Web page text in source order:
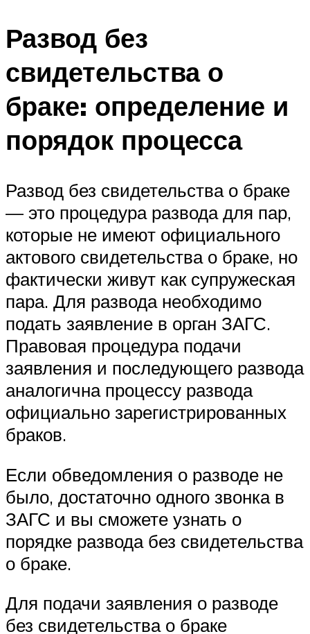
Развод без
свидетельства о
браке: определение и
порядок процесса
Развод без свидетельства о браке
— это процедура развода для пар,
которые не имеют официального
актового свидетельства о браке, но
фактически живут как супружеская
пара. Для развода необходимо
подать заявление в орган ЗАГС.
Правовая процедура подачи
заявления и последующего развода
аналогична процессу развода
официально зарегистрированных
браков.
Если обведомления о разводе не
было, достаточно одного звонка в
ЗАГС и вы сможете узнать о
порядке развода без свидетельства
о браке.
Для подачи заявления о разводе
без свидетельства о браке